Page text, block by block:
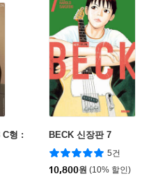
C형 :
BECK 신장판 7
5건
10,800원 (10% 할인)